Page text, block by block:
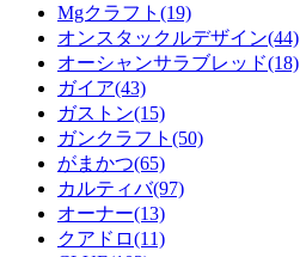
Mgクラフト(19)
オンスタックルデザイン(44)
オーシャンサラブレッド(18)
ガイア(43)
ガストン(15)
ガンクラフト(50)
がまかつ(65)
カルティバ(97)
オーナー(13)
クアドロ(11)